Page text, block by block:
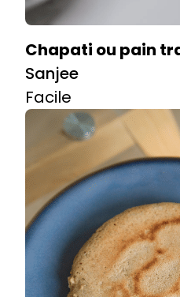
Chapati ou pain
Sanjee
Facile